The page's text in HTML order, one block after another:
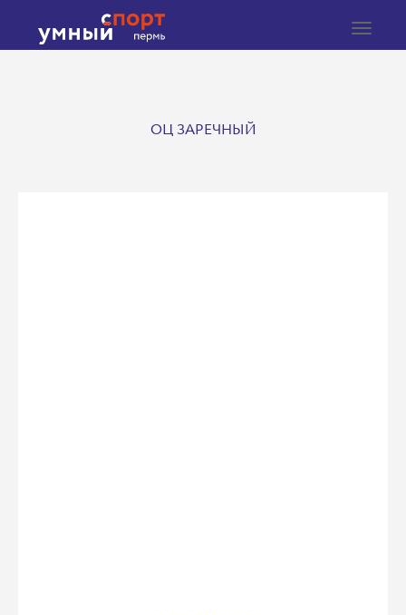
Toggle
ОЦ ЗАРЕЧНЫЙ